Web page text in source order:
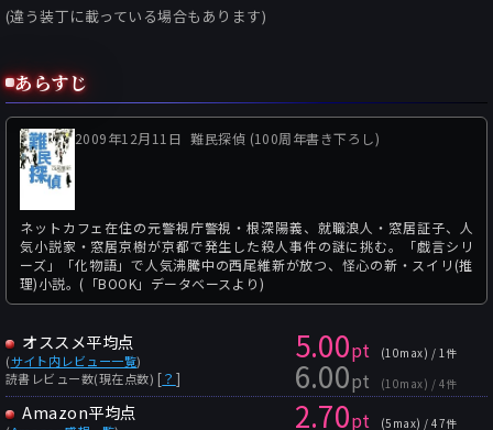
(違う装丁に載っている場合もあります)
あらすじ
2009年12月11日 難民探偵 (100周年書き下ろし)
ネットカフェ在住の元警視庁警視・根深陽義、就職浪人・窓居証子、人
気小説家・窓居京樹が京都で発生した殺人事件の謎に挑む。「戯言シリ
ーズ」「化物語」で人気沸騰中の西尾維新が放つ、怪心の新・スイリ(推
理)小説。(「BOOK」データベースより)
オススメ平均点
(サイト内レビュー一覧)
読書レビュー数(現在点数) [？ ]
5.00pt (10max) / 1件
6.00pt (10max) / 4件
Amazon平均点 2.70pt (5max) / 47件